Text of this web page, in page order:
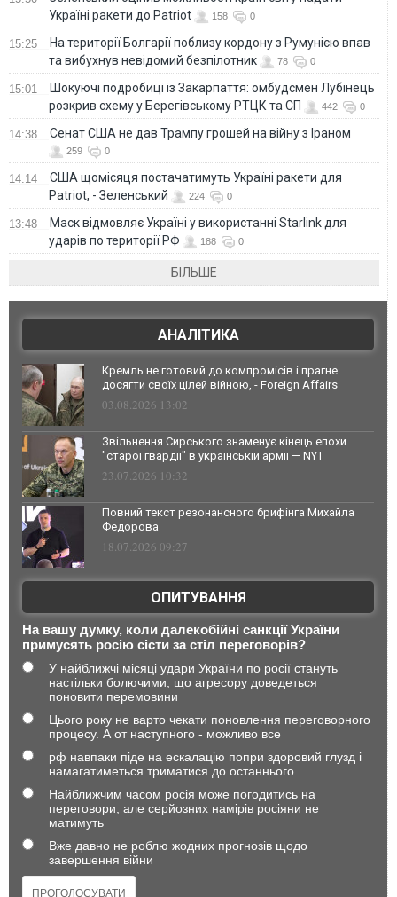
Україні ракети до Patriot
158 0
15:25
На території Болгарії поблизу кордону з Румунією впав
та вибухнув невідомий безпілотник
78 0
15:01
Шокуючі подробиці із Закарпаття: омбудсмен Лубінець
розкрив схему у Берегівському РТЦК та СП
442 0
14:38 Сенат США не дав Трампу грошей на війну з Іраном
259 0
14:14
США щомісяця постачатимуть Україні ракети для
Patriot, - Зеленський
224 0
13:48
Маск відмовляє Україні у використанні Starlink для
ударів по території РФ
188 0
БІЛЬШЕ
АНАЛІТИКА
Кремль не готовий до компромісів і прагне
досягти своїх цілей війною, - Foreign Affairs
03.08.2026 13:02
Звільнення Сирського знаменує кінець епохи
"старої гвардії" в українській армії — NYT
23.07.2026 10:32
Повний текст резонансного брифінга Михайла
Федорова
18.07.2026 09:27
ОПИТУВАННЯ
На вашу думку, коли далекобійні санкції України
примусять росію сісти за стіл переговорів?
У найближчі місяці удари України по росії стануть
настільки болючими, що агресору доведеться
поновити перемовини
Цього року не варто чекати поновлення переговорного
процесу. А от наступного - можливо все
рф навпаки піде на ескалацію попри здоровий глузд і
намагатиметься триматися до останнього
Найближчим часом росія може погодитись на
переговори, але серйозних намірів росіяни не
матимуть
Вже давно не роблю жодних прогнозів щодо
завершення війни